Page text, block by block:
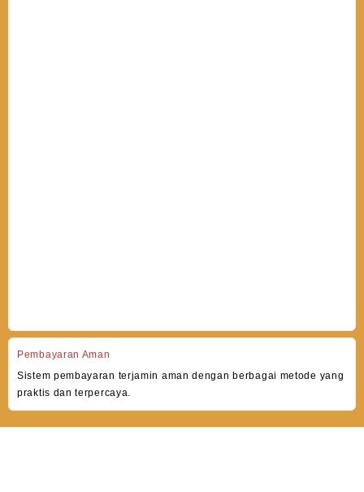
Pembayaran Aman
Sistem pembayaran terjamin aman dengan berbagai metode yang
praktis dan terpercaya.